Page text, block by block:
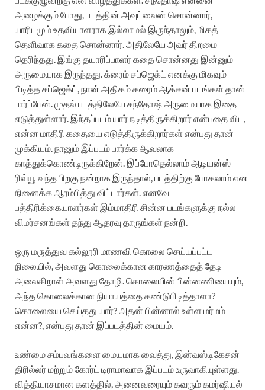
அழைக்கும் போது, படத்தின் அவுட்லைன் சொன்னார்,
யாரிடமும் உதவியாளராக இல்லாமல் இருந்தாலும், மிகத்
தெளிவாக கதை சொன்னார். அதிலேயே அவர் திறமை
தெரிந்தது. இங்கு தயாரிப்பாளர் கதை சொன்னது இன்னும்
அருமையாக இருந்தது. க்ரைம் சப்ஜெக்ட் எனக்கு மிகவும்
பிடித்த சப்ஜெக்ட், நான் அதிகம் கரைம் ஆக்சன் படங்கள் தான்
பார்ப்பேன். முதல் படத்திலேயே சந்தோஷ் அருமையாக இதை
எடுத்துள்ளார். இந்தப்படம் யார் நடித்திருக்கிறார் என்பதை விட,
என்ன மாதிரி கதையை எடுத்திருக்கிறார்கள் என்பது தான்
முக்கியம். நானும் இப்படம் பார்க்க ஆவலாக
காத்துக்கொண்டிருக்கிறேன். இப்போதெல்லாம் ஆடியன்ஸ்
ரிவ்யூ வந்த பிறகு நன்றாக இருந்தால், படத்திற்கு போகலாம் என
நினைக்க ஆரம்பித்து விட்டார்கள். எனவே
பத்திரிக்கையாளர்கள் இம்மாதிரி சின்ன படங்களுக்கு நல்ல
விமர்சனங்கள் தந்து ஆதரவு தாருங்கள் நன்றி.
ஒரு மருத்துவ கல்லூரி மாணவி கொலை செய்யப்பட்ட
நிலையில், அவளது கொலைக்கான காரணத்தைத் தேடி
அலைகிறாள் அவளது தோழி. கொலையின் பின்னணியையும்,
அந்த கொலைக்கான நியாயத்தை கண்டுபிடித்தாளா?
கொலையை செய்தது யார்? அதன் பின்னால் உள்ள மர்மம்
என்ன?, என்பது தான் இப்படத்தின் மையம்.
உண்மை சம்பவங்களை மையமாக வைத்து, இன்வஸ்டிகேசன்
திரில்லர் மற்றும் கோர்ட் டிராமாவாக இப்படம் உருவாகியுள்ளது.
வித்தியாசமான களத்தில், அனைவரையும் கவரும் கமர்ஷியல்